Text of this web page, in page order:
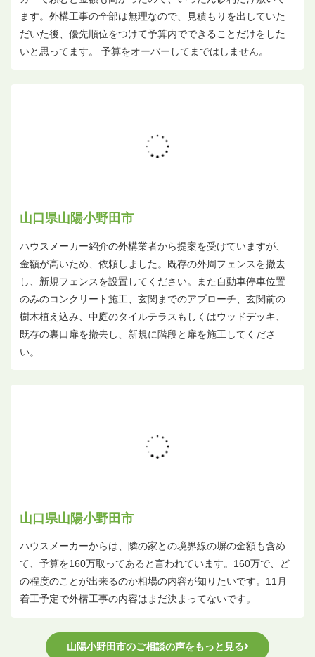
ます。外構工事の全部は無理なので、見積もりを出していた
だいた後、優先順位をつけて予算内でできることだけをした
いと思ってます。 予算をオーバーしてまではしません。
山口県山陽小野田市
ハウスメーカー紹介の外構業者から提案を受けていますが、
金額が高いため、依頼しました。既存の外周フェンスを撤去
し、新規フェンスを設置してください。また自動車停車位置
のみのコンクリート施工、玄関までのアプローチ、玄関前の
樹木植え込み、中庭のタイルテラスもしくはウッドデッキ、
既存の裏口扉を撤去し、新規に階段と扉を施工してくださ
い。
山口県山陽小野田市
ハウスメーカーからは、隣の家との境界線の塀の金額も含め
て、予算を160万取ってあると言われています。160万で、ど
の程度のことが出来るのか相場の内容が知りたいです。11月
着工予定で外構工事の内容はまだ決まってないです。
山陽小野田市のご相談の声をもっと見る